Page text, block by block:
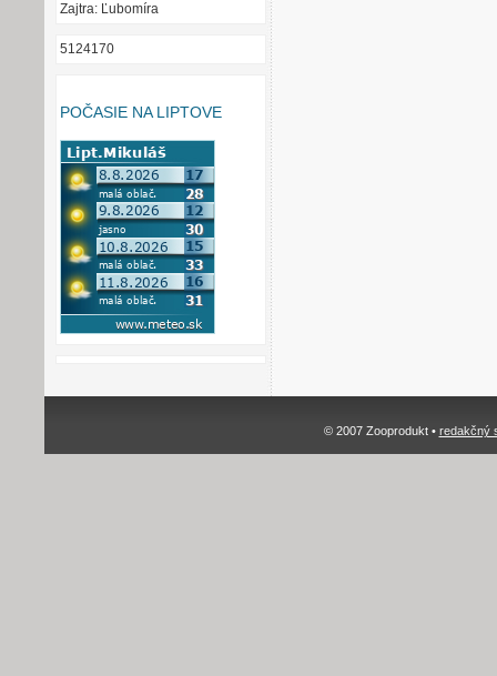
Zajtra: Ľubomíra
5124170
POČASIE NA LIPTOVE
© 2007 Zooprodukt • redakčný